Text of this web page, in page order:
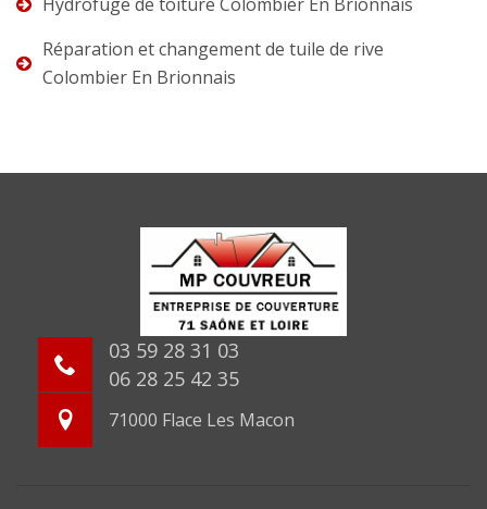
Réparation et changement de tuile de rive
Colombier En Brionnais
03 59 28 31 03
06 28 25 42 35
71000 Flace Les Macon